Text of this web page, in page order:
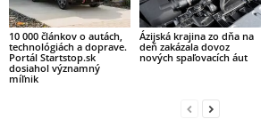
10 000 článkov o autách,
technológiách a doprave.
Portál Startstop.sk
dosiahol významný
míľnik
Ázijská krajina zo dňa na
deň zakázala dovoz
nových spaľovacích áut